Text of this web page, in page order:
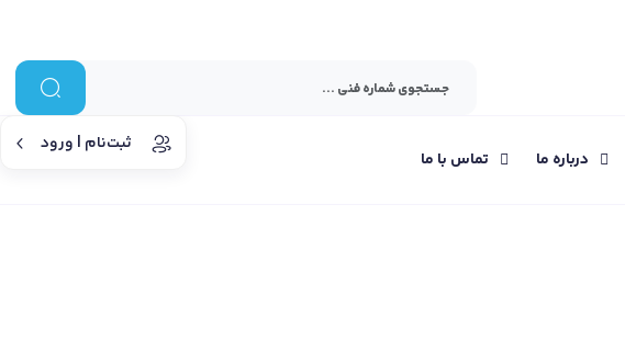
ثبت‌نام | ورود
درباره ما تماس با ما